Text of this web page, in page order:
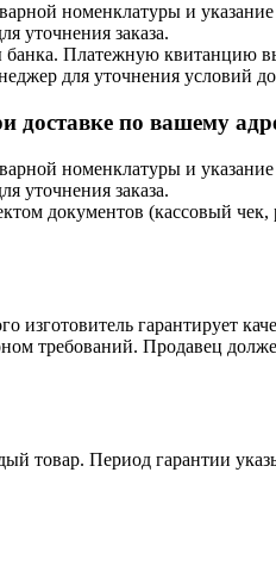
номенклатуры и
уточнения заказа.
банка. Платежную квитанцию
для уточнения условий
доставке по вашему
номенклатуры и
уточнения заказа.
документов (кассовый чек,
гарантирует
требований. Продавец
товар. Период гарантии